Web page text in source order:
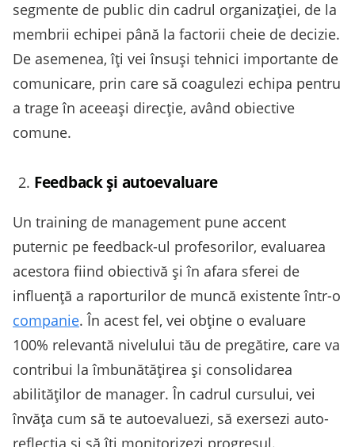
segmente de public din cadrul organizației, de la
membrii echipei până la factorii cheie de decizie.
De asemenea, îți vei însuși tehnici importante de
comunicare, prin care să coagulezi echipa pentru
a trage în aceeași direcție, având obiective
comune.
Feedback și autoevaluare
Un training de management pune accent
puternic pe feedback-ul profesorilor, evaluarea
acestora fiind obiectivă și în afara sferei de
influență a raporturilor de muncă existente într-o
companie. În acest fel, vei obține o evaluare
100% relevantă nivelului tău de pregătire, care va
contribui la îmbunătățirea și consolidarea
abilităților de manager. În cadrul cursului, vei
învăța cum să te autoevaluezi, să exersezi auto-
reflecția și să îți monitorizezi progresul.